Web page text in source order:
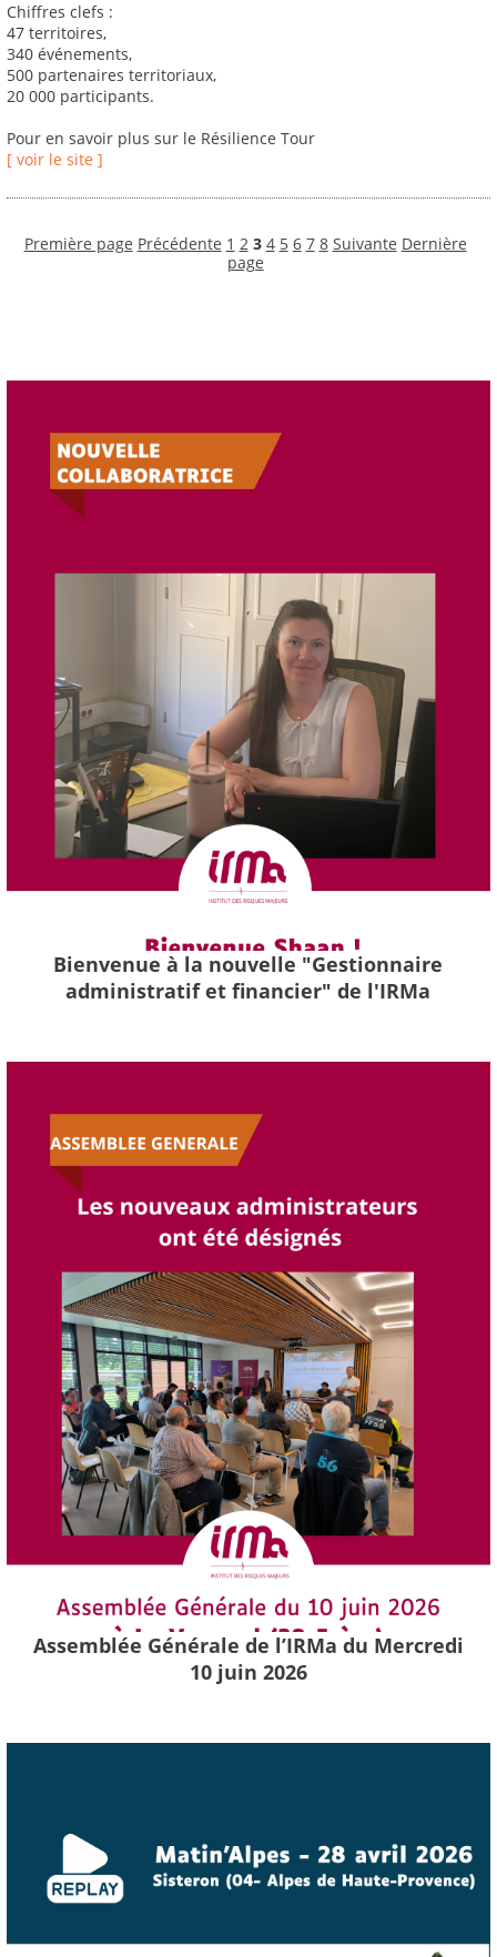
Chiffres clefs :
47 territoires,
340 événements,
500 partenaires territoriaux,
20 000 participants.
Pour en savoir plus sur le Résilience Tour
[ voir le site ]
Première page Précédente 1 2 3 4 5 6 7 8 Suivante Dernière
page
Bienvenue à la nouvelle "Gestionnaire
administratif et financier" de l'IRMa
Assemblée Générale de l’IRMa du Mercredi
10 juin 2026